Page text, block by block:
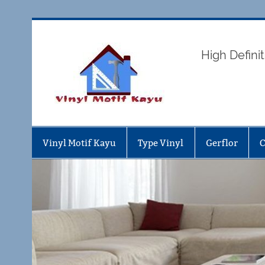
Vinyl
High
Vinyl Motif Kayu Type Vinyl Gerflor